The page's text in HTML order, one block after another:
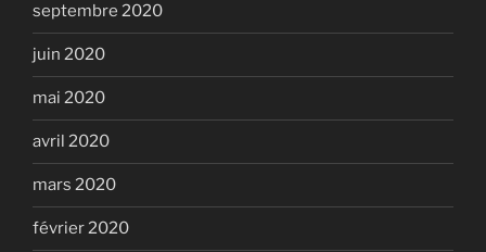
septembre 2020
juin 2020
mai 2020
avril 2020
mars 2020
février 2020